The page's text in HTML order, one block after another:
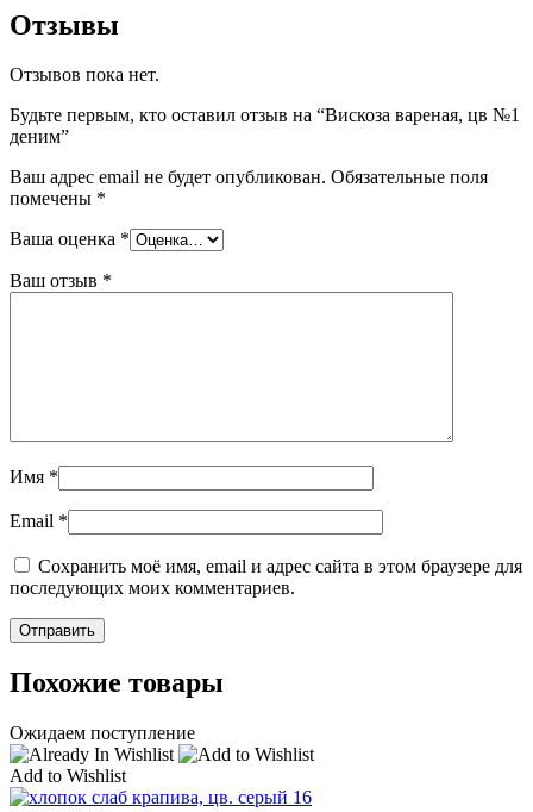
Отзывы
Отзывов пока нет.
Будьте первым, кто оставил отзыв на “Вискоза вареная, цв №1
деним”
Ваш адрес email не будет опубликован. Обязательные поля
помечены *
Ваша оценка *
Ваш отзыв *
Имя *
Email *
Сохранить моё имя, email и адрес сайта в этом браузере для
последующих моих комментариев.
Похожие товары
Ожидаем поступление
Add to Wishlist